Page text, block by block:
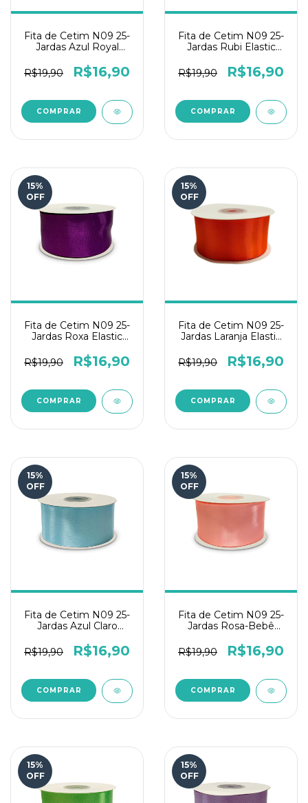
Fita de Cetim N09 25-
Jardas Azul Royal
R$19,90
R$16,90
Fita de Cetim N09 25-
Jardas Rubi Elastic
R$19,90
R$16,90
15%
OFF
Fita de Cetim N09 25-
Jardas Roxa Elastic
R$19,90
R$16,90
15%
OFF
Fita de Cetim N09 25-
Jardas Laranja Elastic
R$19,90
R$16,90
15%
OFF
Fita de Cetim N09 25-
Jardas Azul Claro
R$19,90
R$16,90
15%
OFF
Fita de Cetim N09 25-
Jardas Rosa-Bebê
R$19,90
R$16,90
15%
OFF
15%
OFF